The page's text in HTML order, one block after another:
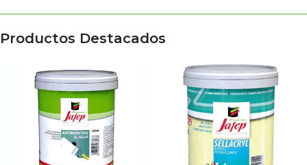
Productos Destacados